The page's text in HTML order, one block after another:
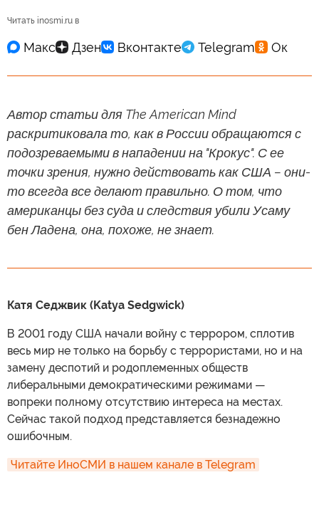
Читать inosmi.ru в
Автор статьи для The American Mind
раскритиковала то, как в России обращаются с
подозреваемыми в нападении на "Крокус". С ее
точки зрения, нужно действовать как США – они-
то всегда все делают правильно. О том, что
американцы без суда и следствия убили Усаму
бен Ладена, она, похоже, не знает.
Катя Седжвик (Katya Sedgwick)
В 2001 году США начали войну с террором, сплотив
весь мир не только на борьбу с террористами, но и на
замену деспотий и родоплеменных обществ
либеральными демократическими режимами —
вопреки полному отсутствию интереса на местах.
Сейчас такой подход представляется безнадежно
ошибочным.
Читайте ИноСМИ в нашем канале в Telegram